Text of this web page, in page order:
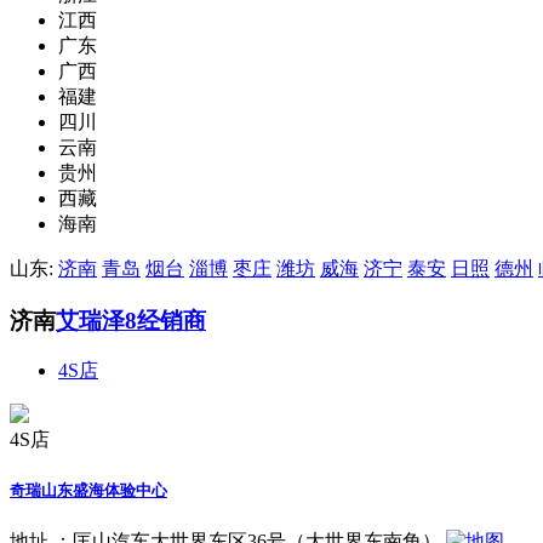
江西
广东
广西
福建
四川
云南
贵州
西藏
海南
山东: 济南 青岛 烟台 淄博 枣庄 潍坊 威海 济宁 泰安 日照 德州
济南艾瑞泽8经销商
4S店
4S店
奇瑞山东盛海体验中心